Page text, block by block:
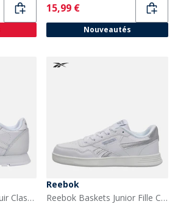
Current
15,99 €
Nouveautés
Reebok Baskets En Cuir Classiques Pour Tout-Petits 2V Blanc/Carbon/Vector Blue
Reebok
Reebok Baskets Junior Fille Court Advance Blanc/Blanc/Silver Metallic